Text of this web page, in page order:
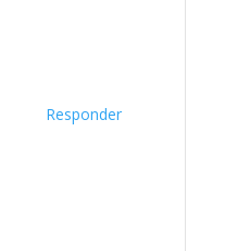
Responder